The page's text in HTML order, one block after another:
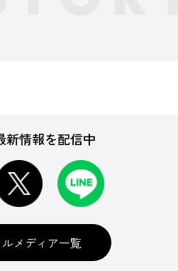
新情報を配信中
メディア一覧